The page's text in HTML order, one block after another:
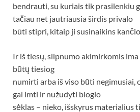
bendrauti, su kuriais tik prasilenkiu
tačiau net jautriausia širdis privalo
būti stipri, kitaip ji susinaikins
Ir iš tiesų, silpnumo akimirkomis
būtų tiesiog
numirti arba iš viso būti negimusiai,
gal imti ir nužudyti blogio
sėklas – nieko, išskyrus materialius